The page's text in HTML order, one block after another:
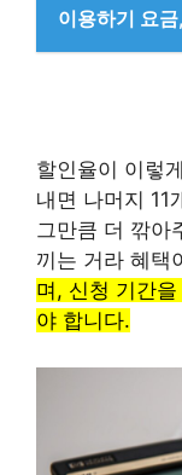
이용하기 요
할인율이 이렇
내면 나머지 11
그만큼 더 깎아
끼는 거라 혜택
며, 신청 기간
야 합니다.